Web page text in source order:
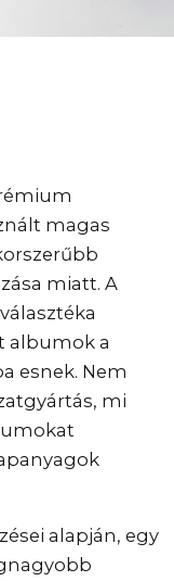
magas
miatt. A
albumok a
esnek. Nem
mi
alapján, egy